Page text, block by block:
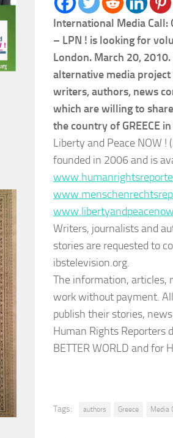
International Media Call:
– LPN ! is looking for
London. March 20,
alternative media project
writers, authors, news
which are willing to
the country of GREECE
Liberty and Peace NOW !
founded in 2006 and is
Writers, journalists and
stories are requested to
ibstelevision.org.
The information, articles,
work without payment.
publish their stories,
Human Rights Reporters
BETTER WORLD and for
Tags: authors Greece Media